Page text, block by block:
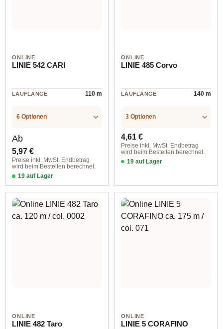
ONLINE
LINIE 542 CARI
LAUFLÄNGE 110 m
6 Optionen
Regulärer Preis:
Ab
5,97 €
Preise inkl. MwSt. Endbetrag
wird beim Bestellen berechnet.
19 auf Lager
col. 001
ONLINE
LINIE 485 Corvo
LAUFLÄNGE 140 m
3 Optionen
Regulärer Preis:
4,61 €
Preise inkl. MwSt. Endbetrag
wird beim Bestellen berechnet.
19 auf Lager
ONLINE
LINIE 482 Taro
ONLINE
LINIE 5 CORAFINO